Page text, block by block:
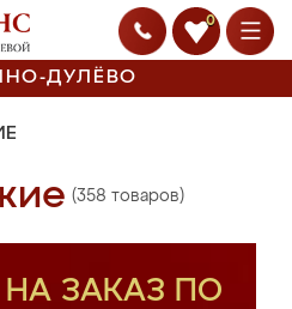
0
ДУЛЁВО
(358 товаров)
ЗАКАЗ ПО